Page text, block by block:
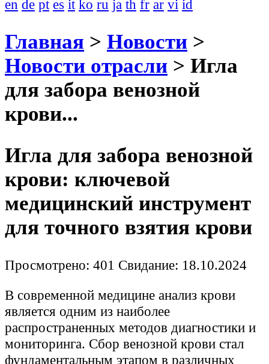
en de pt es it ko ru ja th fr ar vi id
Главная > Новости >
Новости отрасли > Игла
для забора венозной
крови...
Игла для забора венозной
крови: ключевой
медицинский инструмент
для точного взятия крови
Просмотрено: 401 Свидание: 18.10.2024
В современной медицине анализ крови
является одним из наиболее
распространенных методов диагностики и
мониторинга. Сбор венозной крови стал
фундаментальным этапом в различных